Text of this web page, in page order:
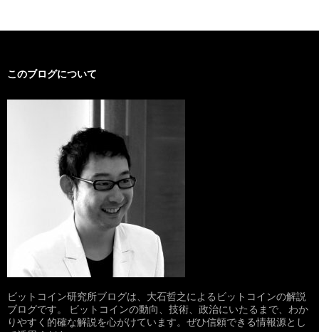
このブログについて
ビットコイン研究所ブログは、大石哲之によるビットコインの解説
ブログです。 ビットコインの動向、技術、政治にいたるまで、わか
りやすく的確な解説を心がけています。ぜひ信頼できる情報源とし